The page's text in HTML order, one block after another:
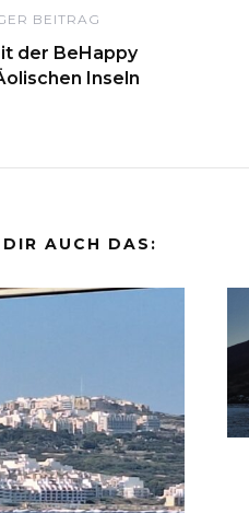
BEITRAG
der BeHappy
Inseln
AUCH DAS: